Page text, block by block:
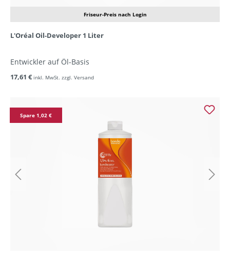
Friseur-Preis nach Login
L'Oréal Oil-Developer 1 Liter
Entwickler auf Öl-Basis
17,61 € inkl. MwSt. zzgl. Versand
Spare 1,02 €